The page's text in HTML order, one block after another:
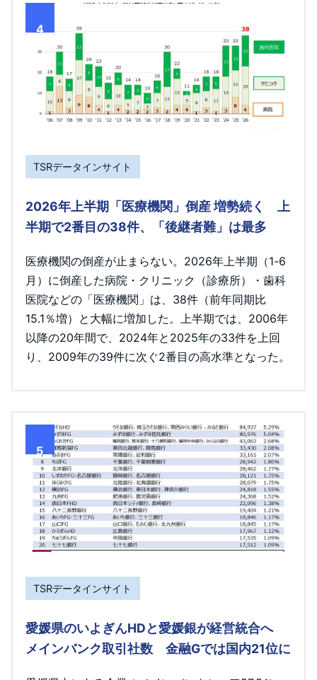
4
TSRデータインサイト
2026年上半期「医療機関」倒産 増勢続く 上
半期で2番目の38件、「後継者難」は最多
医療機関の倒産が止まらない。2026年上半期（1-6
月）に倒産した病院・クリニック（診療所）・歯科
医院などの「医療機関」は、38件（前年同期比
15.1％増）と大幅に増加した。上半期では、2006年
以降の20年間で、2024年と2025年の33件を上回
り、2009年の39件に次ぐ2番目の高水準となった。
5
TSRデータインサイト
愛媛県のいよぎんHDと愛媛銀が経営統合へ
メインバンク取引社数 金融Gでは国内21位に